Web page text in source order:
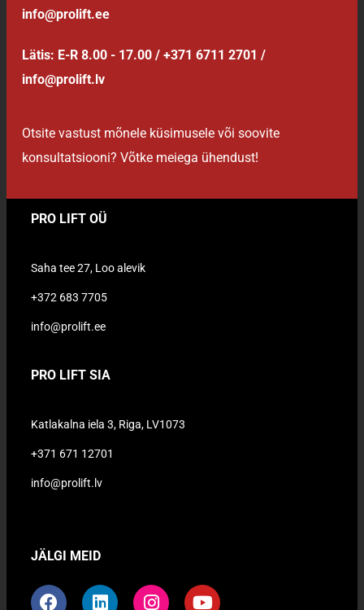
info@prolift.ee
Lätis: E-R 8.00 - 17.00 / +371 6711 2701 /
info@prolift.lv
Otsite vastust mõnele küsimusele või soovite
konsultatsiooni? Võtke meiega ühendust!
PRO LIFT OÜ
Saha tee 27, Loo alevik
+372 683 7705
info@prolift.ee
PRO LIFT SIA
Katlakalna iela 3, Riga, LV1073
+371 671 12701
info@prolift.lv
JÄLGI MEID